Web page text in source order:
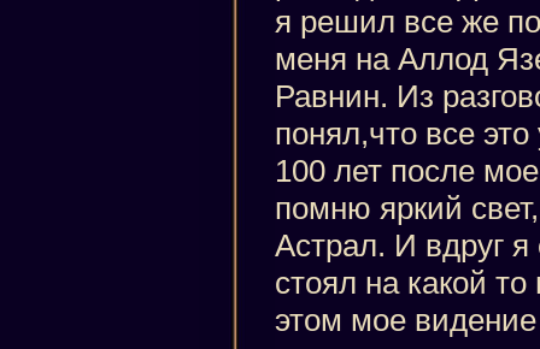
я решил все же
меня на Аллод
Равнин. Из
понял,что все
100 лет после
помню яркий
Астрал. И вдруг
стоял на какой
этом мое